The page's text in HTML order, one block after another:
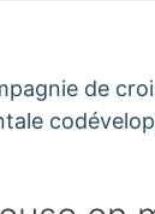
de